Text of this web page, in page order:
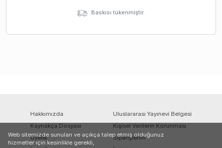
Baskısı tükenmiştir.
Hakkımızda
Uluslararası Yayınevi Belgesi
Kaynakça Dosyası
Kişisel Verilerin Korunması
Üyelik
Siparişlerim
Web sitemizde sunulan ve açıkça talep etmiş olduğunuz
hizmetler için kesinlikle gerekli,